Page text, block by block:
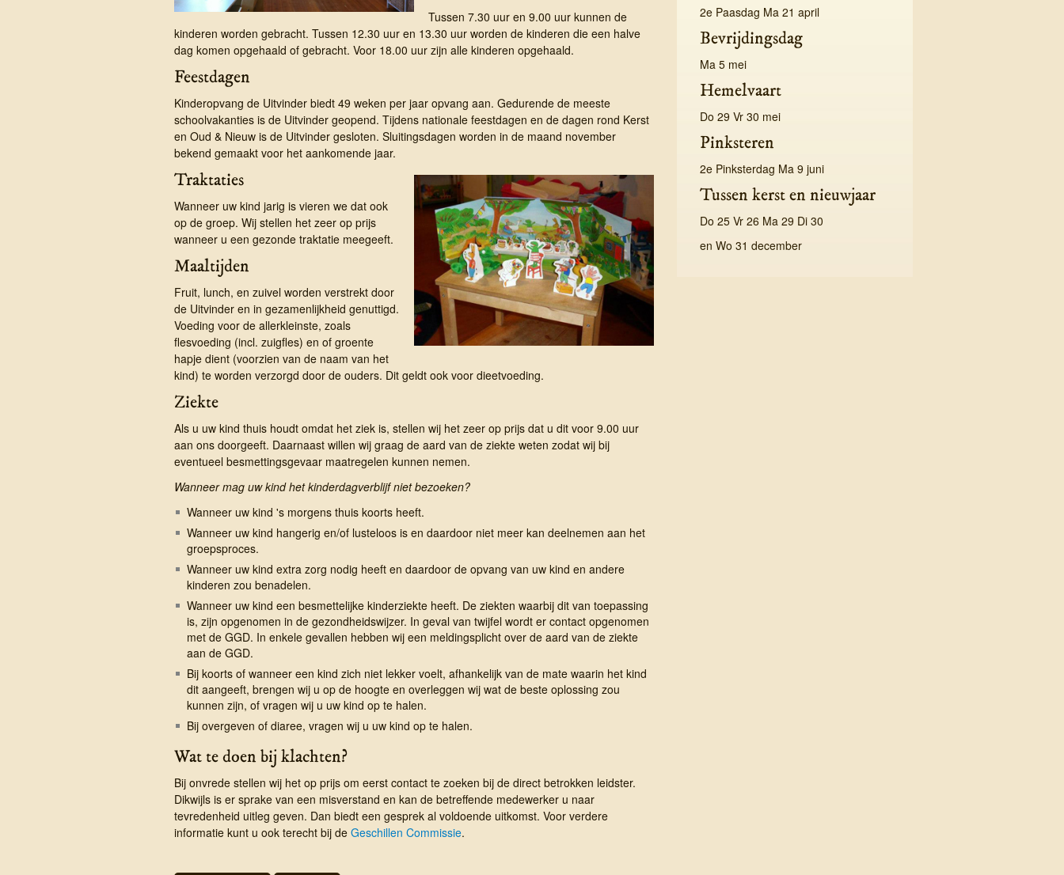
Tussen 7.30 uur en 9.00 uur kunnen de
kinderen worden gebracht. Tussen 12.30 uur en 13.30 uur worden de kinderen die een halve
dag komen opgehaald of gebracht. Voor 18.00 uur zijn alle kinderen opgehaald.
Feestdagen
Kinderopvang de Uitvinder biedt 49 weken per jaar opvang aan. Gedurende de meeste
schoolvakanties is de Uitvinder geopend. Tijdens nationale feestdagen en de dagen rond Kerst
en Oud & Nieuw is de Uitvinder gesloten. Sluitingsdagen worden in de maand november
bekend gemaakt voor het aankomende jaar.
Traktaties
Wanneer uw kind jarig is vieren we dat ook
op de groep. Wij stellen het zeer op prijs
wanneer u een gezonde traktatie meegeeft.
Maaltijden
Fruit, lunch, en zuivel worden verstrekt door
de Uitvinder en in gezamenlijkheid genuttigd.
Voeding voor de allerkleinste, zoals
flesvoeding (incl. zuigfles) en of groente
hapje dient (voorzien van de naam van het
kind) te worden verzorgd door de ouders. Dit geldt ook voor dieetvoeding.
Ziekte
Als u uw kind thuis houdt omdat het ziek is, stellen wij het zeer op prijs dat u dit voor 9.00 uur
aan ons doorgeeft. Daarnaast willen wij graag de aard van de ziekte weten zodat wij bij
eventueel besmettingsgevaar maatregelen kunnen nemen.
Wanneer mag uw kind het kinderdagverblijf niet bezoeken?
Wanneer uw kind 's morgens thuis koorts heeft.
Wanneer uw kind hangerig en/of lusteloos is en daardoor niet meer kan deelnemen aan het
groepsproces.
Wanneer uw kind extra zorg nodig heeft en daardoor de opvang van uw kind en andere
kinderen zou benadelen.
Wanneer uw kind een besmettelijke kinderziekte heeft. De ziekten waarbij dit van toepassing
is, zijn opgenomen in de gezondheidswijzer. In geval van twijfel wordt er contact opgenomen
met de GGD. In enkele gevallen hebben wij een meldingsplicht over de aard van de ziekte
aan de GGD.
Bij koorts of wanneer een kind zich niet lekker voelt, afhankelijk van de mate waarin het kind
dit aangeeft, brengen wij u op de hoogte en overleggen wij wat de beste oplossing zou
kunnen zijn, of vragen wij u uw kind op te halen.
Bij overgeven of diaree, vragen wij u uw kind op te halen.
Wat te doen bij klachten?
Bij onvrede stellen wij het op prijs om eerst contact te zoeken bij de direct betrokken leidster.
Dikwijls is er sprake van een misverstand en kan de betreffende medewerker u naar
tevredenheid uitleg geven. Dan biedt een gesprek al voldoende uitkomst. Voor verdere
informatie kunt u ook terecht bij de Geschillen Commissie.
2e Paasdag Ma 21 april
Bevrijdingsdag
Ma 5 mei
Hemelvaart
Do 29 Vr 30 mei
Pinksteren
2e Pinksterdag Ma 9 juni
Tussen kerst en nieuwjaar
Do 25 Vr 26 Ma 29 Di 30
en Wo 31 december